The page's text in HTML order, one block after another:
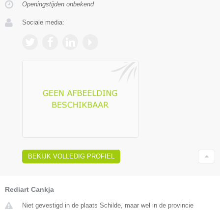
Openingstijden onbekend
Sociale media:
BEKIJK VOLLEDIG PROFIEL
Rediart Cankja
Niet gevestigd in de plaats Schilde, maar wel in de provincie